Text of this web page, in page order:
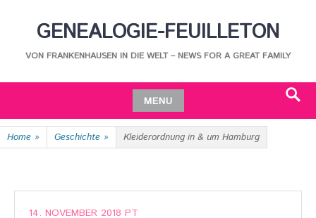
GENEALOGIE-FEUILLETON
VON FRANKENHAUSEN IN DIE WELT – NEWS FOR A GREAT FAMILY
MENU
Skip
to
Home » Geschichte » Kleiderordnung in & um Hamburg
14. NOVEMBER 2018 PT